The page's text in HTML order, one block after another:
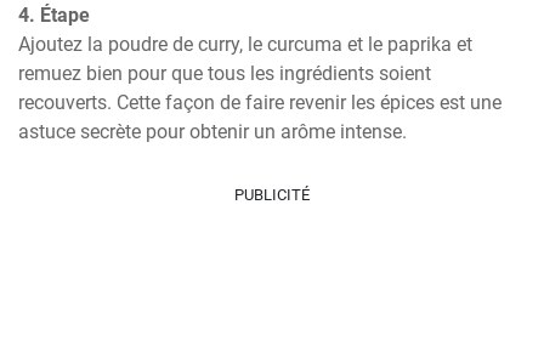
4. Étape
Ajoutez la poudre de curry, le curcuma et le paprika et
remuez bien pour que tous les ingrédients soient
recouverts. Cette façon de faire revenir les épices est une
astuce secrète pour obtenir un arôme intense.
PUBLICITÉ